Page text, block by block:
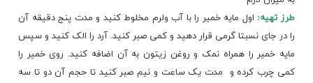
طرز تهیه: اول مایه خمیر را با آب ولرم مخلوط کنید و​ مدت پنج دقیقه آن
را در جای نسبتا گرمی قرار دهید و کمی صبر کنید. آرد را الک کنید و سپس
مایه خمیر را همراه نمک و روغن زیتون به آن اضافه کنید. روی خمیر را
کمی چرب کرده و ​ مدت یک ساعت و نیم صبر کنید تا حجم آن دو تا سه